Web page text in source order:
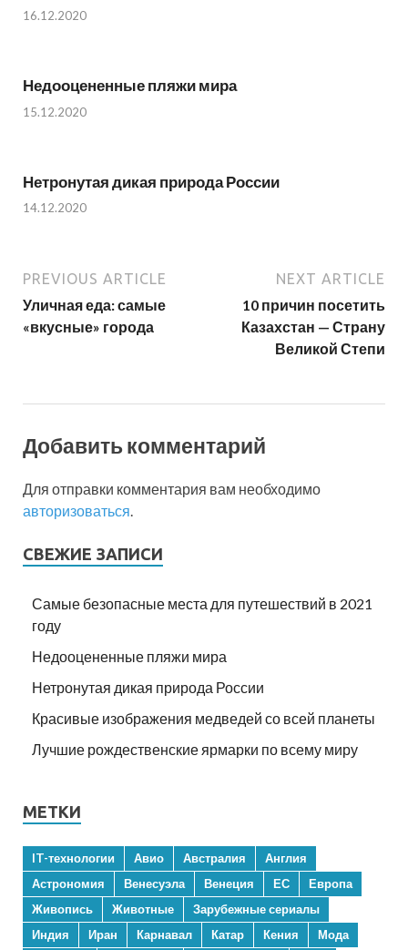
16.12.2020
Недооцененные пляжи мира
15.12.2020
Нетронутая дикая природа России
14.12.2020
PREVIOUS ARTICLE
Уличная еда: самые
«вкусные» города
NEXT ARTICLE
10 причин посетить
Казахстан — Страну
Великой Степи
Добавить комментарий
Для отправки комментария вам необходимо
авторизоваться.
СВЕЖИЕ ЗАПИСИ
Самые безопасные места для путешествий в 2021
году
Недооцененные пляжи мира
Нетронутая дикая природа России
Красивые изображения медведей со всей планеты
Лучшие рождественские ярмарки по всему миру
МЕТКИ
IT-технологии Авио Австралия
Англия
Астрономия
Венесуэла Венеция ЕС
Европа
Живопись
Животные
Зарубежные сериалы
Индия
Иран Карнавал Катар Кения Мода